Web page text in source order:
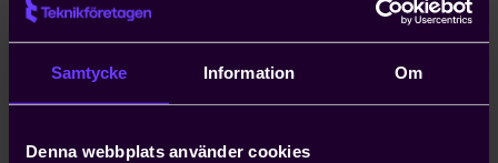
Samtycke Information Om
Denna webbplats använder cookies
omfattar två halvdagar. Kursen kan även
företagsanpassas.